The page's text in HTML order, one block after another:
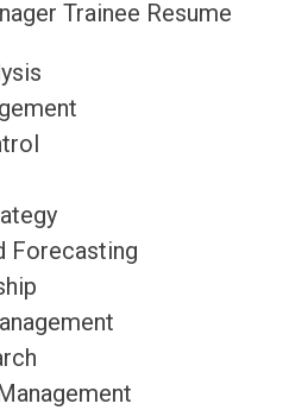
Trainee Resume
Forecasting